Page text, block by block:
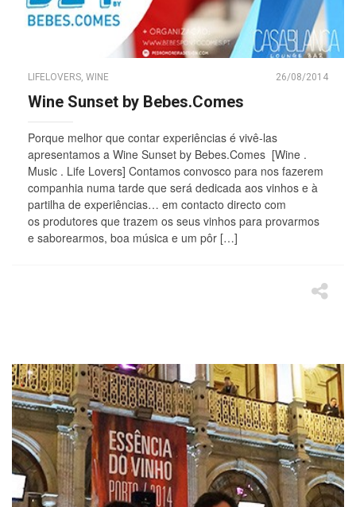
LIFELOVERS, WINE 26/08/2014
Wine Sunset by Bebes.Comes
Porque melhor que contar experiências é vivê-las
apresentamos a Wine Sunset by Bebes.Comes [Wine .
Music . Life Lovers] Contamos convosco para nos fazerem
companhia numa tarde que será dedicada aos vinhos e à
partilha de experiências… em contacto directo com
os produtores que trazem os seus vinhos para provarmos
e saborearmos, boa música e um pôr […]